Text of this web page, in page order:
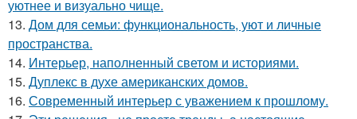
уютнее и визуально чище.
13. Дом для семьи: функциональность, уют и личные
пространства.
14. Интерьер, наполненный светом и историями.
15. Дуплекс в духе американских домов.
16. Современный интерьер с уважением к прошлому.